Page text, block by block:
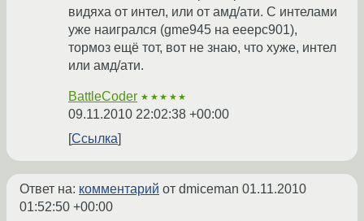
видяха от интел, или от амд/ати. С интелами
уже наигрался (gme945 на eeepc901),
тормоз ещё тот, вот не знаю, что хуже, интел
или амд/ати.
BattleCoder ★★★★★
09.11.2010 22:02:38 +00:00
Ссылка
Ответ на: комментарий от dmiceman 01.11.2010
01:52:50 +00:00